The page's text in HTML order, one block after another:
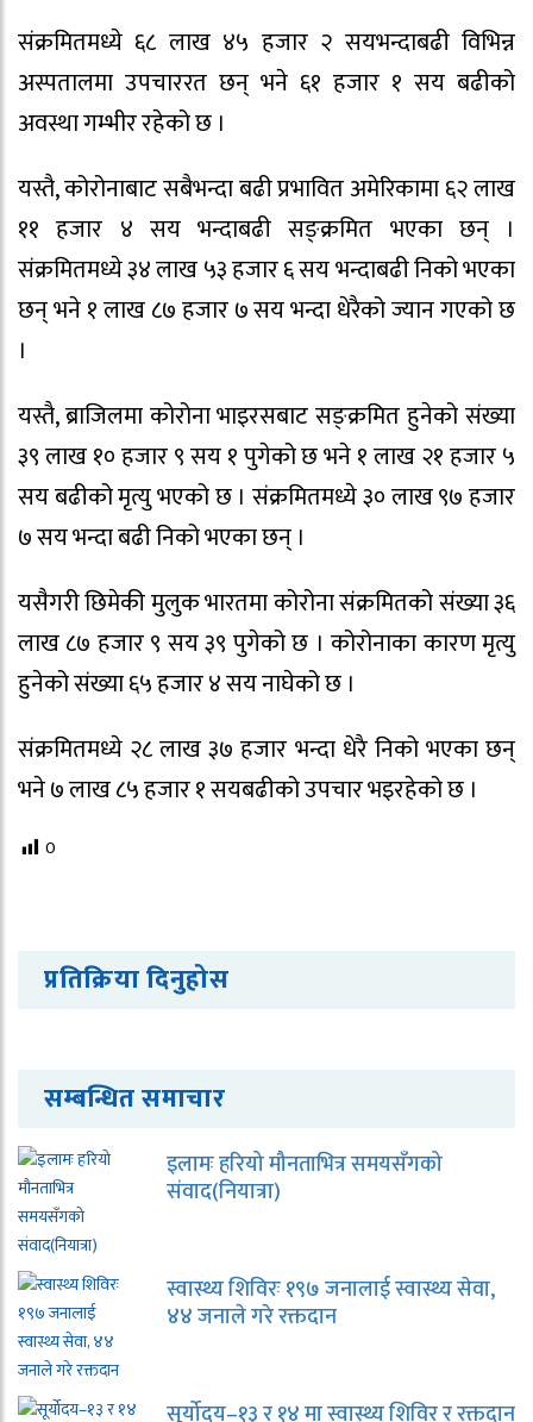
संक्रमितमध्ये ६८ लाख ४५ हजार २ सयभन्दाबढी विभिन्न
अस्पतालमा उपचाररत छन् भने ६१ हजार १ सय बढीको
अवस्था गम्भीर रहेको छ ।
यस्तै, कोरोनाबाट सबैभन्दा बढी प्रभावित अमेरिकामा ६२ लाख
११ हजार ४ सय भन्दाबढी सङ्क्रमित भएका छन् ।
संक्रमितमध्ये ३४ लाख ५३ हजार ६ सय भन्दाबढी निको भएका
छन् भने १ लाख ८७ हजार ७ सय भन्दा धेरैको ज्यान गएको छ
।
यस्तै, ब्राजिलमा कोरोना भाइरसबाट सङ्क्रमित हुनेको संख्या
३९ लाख १० हजार ९ सय १ पुगेको छ भने १ लाख २१ हजार ५
सय बढीको मृत्यु भएको छ । संक्रमितमध्ये ३० लाख ९७ हजार
७ सय भन्दा बढी निको भएका छन् ।
यसैगरी छिमेकी मुलुक भारतमा कोरोना संक्रमितको संख्या ३६
लाख ८७ हजार ९ सय ३९ पुगेको छ । कोरोनाका कारण मृत्यु
हुनेको संख्या ६५ हजार ४ सय नाघेको छ ।
संक्रमितमध्ये २८ लाख ३७ हजार भन्दा धेरै निको भएका छन्
भने ७ लाख ८५ हजार १ सयबढीको उपचार भइरहेको छ ।
0
प्रतिक्रिया दिनुहोस
सम्बन्धित समाचार
इलामः हरियो मौनताभित्र समयसँगको
संवाद(नियात्रा)
स्वास्थ्य शिविरः १९७ जनालाई स्वास्थ्य सेवा,
४४ जनाले गरे रक्तदान